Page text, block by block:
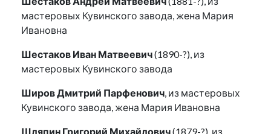
мастеровых Кувинского завода, жена Мария
Ивановна
Шестаков Иван Матвеевич(1890-?), из
мастеровых Кувинского завода
Широв Дмитрий Парфенович, из мастеровых
Кувинского завода, жена Мария Ивановна
Шляпин Григорий Михайлович(1879-?), из